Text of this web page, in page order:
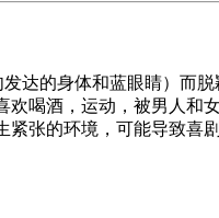
达的身体和蓝眼睛）而
喝酒，运动，被男人和
张的环境，可能导致喜